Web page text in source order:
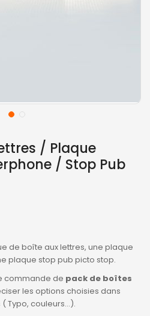
/ Plaque
/ Stop Pub
de boîte aux lettres, une plaque
plaque stop pub picto stop.
commande de pack de boîtes
les options choisies dans
Typo, couleurs...).